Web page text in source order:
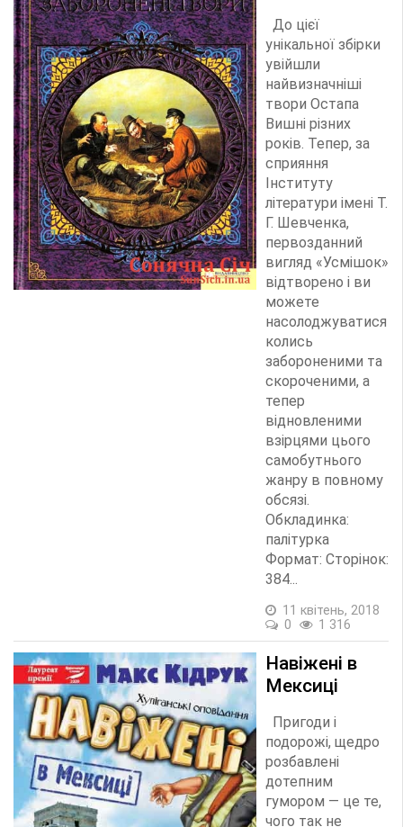
До цієї
унікальної збірки
увійшли
найвизначніші
твори Остапа
Вишні різних
років. Тепер, за
сприяння
Інституту
літератури імені Т.
Г. Шевченка,
первозданний
вигляд «Усмішок»
відтворено і ви
можете
насолоджуватися
колись
забороненими та
скороченими, а
тепер
відновленими
взірцями цього
самобутнього
жанру в повному
обсязі.
Обкладинка:
палітурка
Формат: Сторінок:
384...
11 квітень, 2018
0
1 316
Навіжені в
Мексиці
Пригоди і
подорожі, щедро
розбавлені
дотепним
гумором — це те,
чого так не